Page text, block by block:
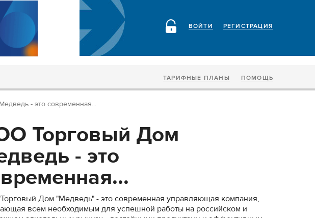
РЕГИСТРАЦИЯ
ВОЙТИ
ТАРИФНЫЕ ПЛАНЫ ПОМОЩЬ
- это современная...
Торговый Дом
- это
Дом "Медведь" - это современная управляющая компания,
всем необходимым для успешной работы на российском и